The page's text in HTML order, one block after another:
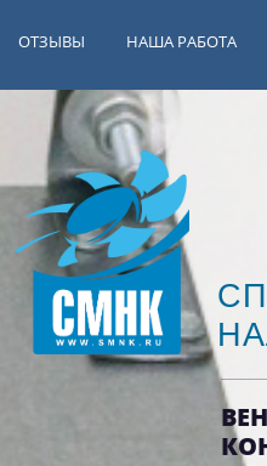
ОТЗЫВЫ НАША РАБОТА